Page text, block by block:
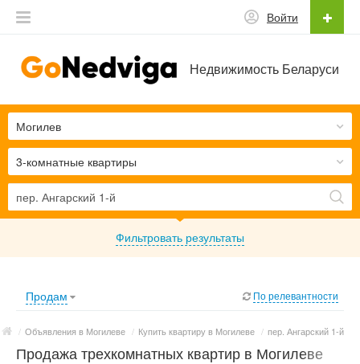
Недвижимость Беларуси
Войти
3-комнатные квартиры
Могилев
Фильтровать результаты
Продам По релевантности
/ Объявления в Могилеве / Купить квартиру в Могилеве / пер. Ангарский 1-й
Продажа трехкомнатных квартир в Могилеве